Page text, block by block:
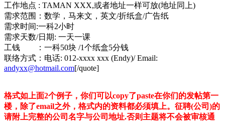
工作地点 : TAMAN XXX,或者地址一样可放(地址同上)
需求范围：数学，马来文，英文/折纸盒/广告纸
需求时间:一科2小时
需求天数/日期: 一天一课
工钱 ：一科50块 /1个纸盒5分钱
联络方式：电话: 012-xxxx xxx (Endy)/ Email:
andyxx@hotmail.com[/quote]
格式如上面2个例子，你们可以copy了paste在你们的发帖第一
楼，除了email之外，格式内的资料都必须填上。征聘(公司)的
请附上完整的公司名字与公司地址.否则主题将不会被审核通